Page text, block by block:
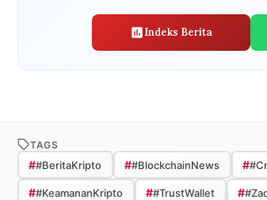
Indeks Berita
TAGS
##BeritaKripto ##BlockchainNews #
##KeamananKripto ##TrustWallet #